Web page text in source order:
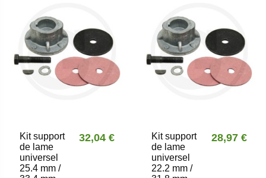
Kit support
de lame
universel
25.4 mm /
32,04 €
Kit support
de lame
universel
22.2 mm /
28,97 €